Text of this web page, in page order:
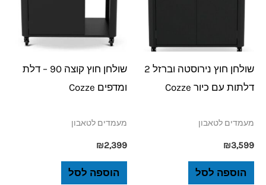
שולחן חוץ נירוסטה וברזל 2
דלתות עם כיור Cozze
מעמדים לטאבון
₪3,599
הוספה לסל
שולחן חוץ קוצה 90 – דלת
ומדפים Cozze
מעמדים לטאבון
₪2,399
הוספה לסל